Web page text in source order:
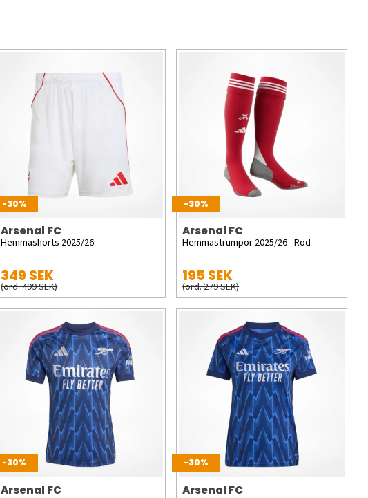
-30%
Arsenal FC
Hemmashorts 2025/26
349 SEK
(ord. 499 SEK)
-30%
Arsenal FC
Hemmastrumpor 2025/26 - Röd
195 SEK
(ord. 279 SEK)
-30%
Arsenal FC
-30%
Arsenal FC